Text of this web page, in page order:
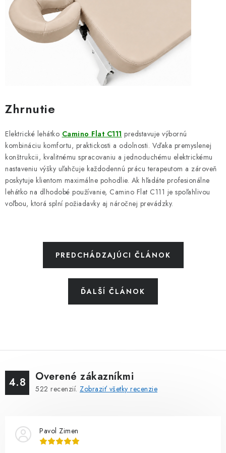
Zhrnutie
Elektrické lehátko Camino Flat C111 predstavuje výbornú
kombináciu komfortu, praktickosti a odolnosti. Vďaka premyslenej
konštrukcii, kvalitnému spracovaniu a jednoduchému elektrickému
nastaveniu výšky uľahčuje každodennú prácu terapeutom a zároveň
poskytuje klientom maximálne pohodlie. Ak hľadáte profesionálne
lehátko na dlhodobé používanie, Camino Flat C111 je spoľahlivou
voľbou, ktorá splní požiadavky aj náročnej prevádzky.
PREDCHÁDZAJÚCI ČLÁNOK
ĎALŠÍ ČLÁNOK
4.8 Overené zákazníkmi
522 recenzií. Zobraziť všetky recenzie
Pavol Zimen